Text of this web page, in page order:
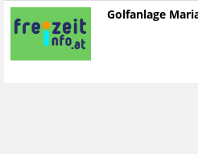
Golfanlage